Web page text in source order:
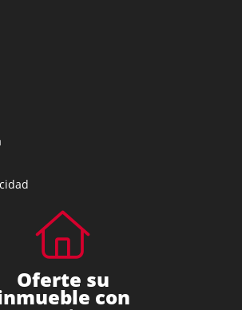
Oferte su
con